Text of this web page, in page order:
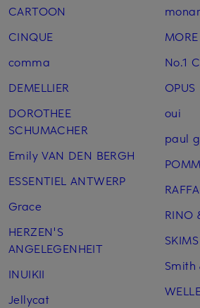
CARTOON
CINQUE
comma
DEMELLIER
DOROTHEE
SCHUMACHER
Emily VAN DEN BERGH
ESSENTIEL ANTWERP
Grace
HERZEN'S
ANGELEGENHEIT
INUIKII
Jellycat
No.1
OPUS
oui
paul
RINO
SKIMS
Smith